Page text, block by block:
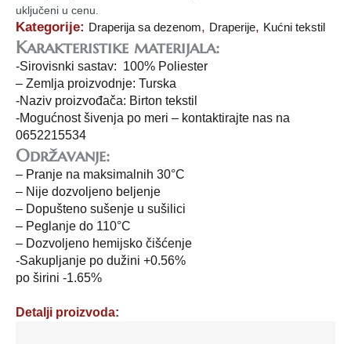
uključeni u cenu.
Kategorije: Draperija sa dezenom, Draperije, Kućni tekstil
Karakteristike materijala:
-Sirovisnki sastav: 100% Poliester
– Zemlja proizvodnje: Turska
-Naziv proizvođača: Birton tekstil
-Mogućnost šivenja po meri – kontaktirajte nas na
0652215534
Održavanje:
– Pranje na maksimalnih 30°C
– Nije dozvoljeno beljenje
– Dopušteno sušenje u sušilici
– Peglanje do 110°C
– Dozvoljeno hemijsko čišćenje
-Sakupljanje po dužini +0.56%
po širini -1.65%
Detalji proizvoda: